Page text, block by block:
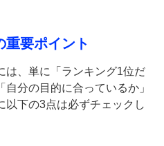
重要ポイント
は、単に「ランキング1位だ
分の目的に合っているか」
以下の3点は必ずチェックし